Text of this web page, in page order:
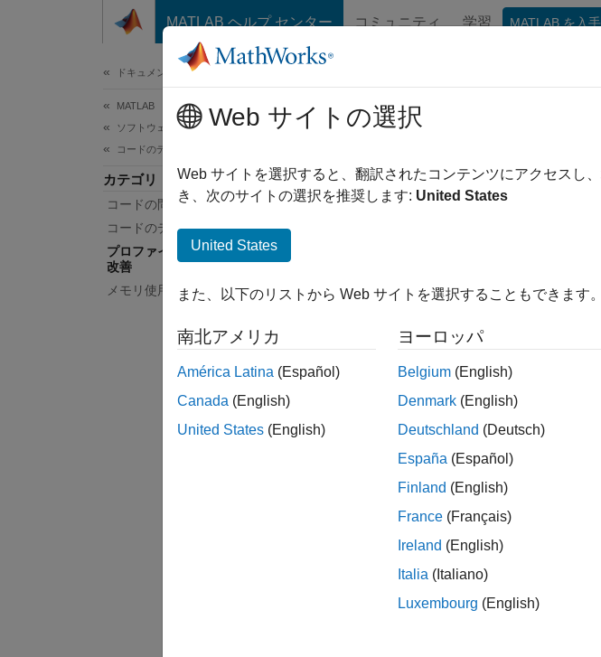
コンテンツへスキップ
MATLAB ヘルプ センター コミュニティ 学習 MATLAB を入
ドキュメンテーションのホーム
MATLAB
ソフトウェア開発
コードのデバッグと改善
カテゴリ
コードの問題の特定
コードのデバッグ
プロファイリングとパフォーマンスの
改善
メモリ使用量の削減
プロファイリングと
コードのボトルネックを検出して解
コードは、特に最初の実装の場合、
スを著しく向上させることなく、
の実行にどの程度の時間がかかる
アプリ
プロファイラー パフォー
関数
ストップウ
cputime
timeit 関数の実行
profile 関数実行時
bench MATLAB
Web サイトの選択
Web サイトを選択すると、翻訳されたコンテンツにアクセスし
き、次のサイトの選択を推奨します: United States
United States
また、以下のリストから Web サイトを選択することもできます。
南北アメリカ
América Latina (Español)
Canada (English)
United States (English)
ヨーロッパ
Belgium (English)
Denmark (English)
Deutschland (Deutsch)
España (Español)
Finland (English)
France (Français)
Ireland (English)
Italia (Italiano)
Luxembourg (English)